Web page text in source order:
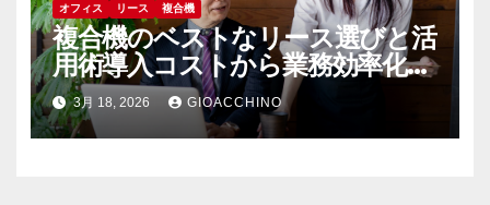
オフィス リース 複合機
複合機のベストなリース選びと活
用術導入コストから業務効率化ま
で3月 18, 2026 GIOACCHINO